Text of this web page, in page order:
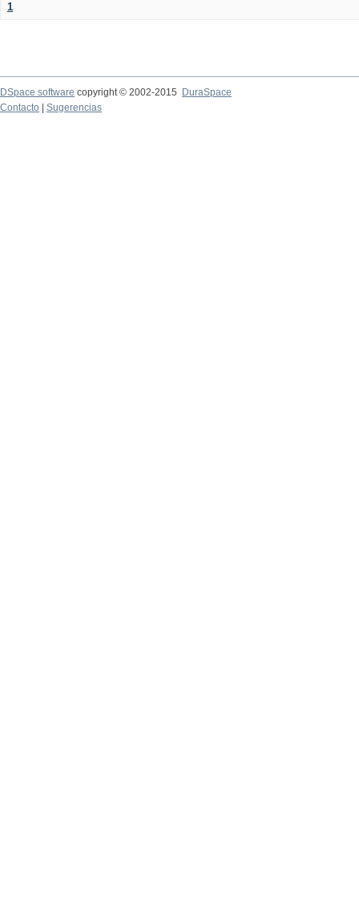
1
DSpace software copyright © 2002-2015
DuraSpace
Contacto
Sugerencias